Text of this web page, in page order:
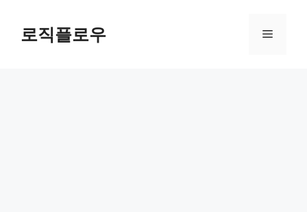
content로직플로우 Menu